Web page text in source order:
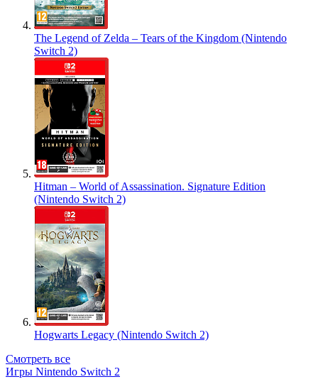
The Legend of Zelda – Tears of the Kingdom (Nintendo
Switch 2)
Hitman – World of Assassination. Signature Edition
(Nintendo Switch 2)
Hogwarts Legacy (Nintendo Switch 2)
Смотреть все
Игры Nintendo Switch 2